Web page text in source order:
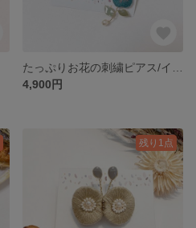
4,900円
残り1点